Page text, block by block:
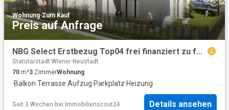
Wohnung·Zum Kauf
Preis auf Anfrage
NBG Select Erstbezug Top04 frei finanziert zu fairen Kosten Eigentum verfügbar Ende 3. Quartal 2027
Statutarstadt Wiener Neustadt
70 m²3 ZimmerWohnung
·Balkon·Terrasse·Aufzug·Parkplatz·Heizung
Seit 3 Wochen bei Immobilienscout24 Details ansehen